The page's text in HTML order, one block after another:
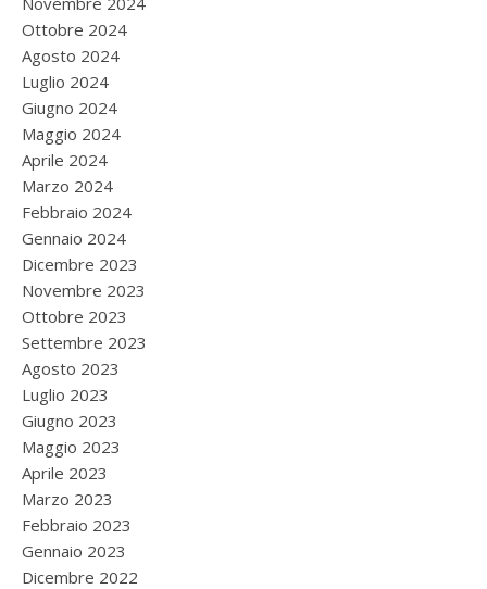
Ottobre 2024
Agosto 2024
Luglio 2024
Giugno 2024
Maggio 2024
Aprile 2024
Marzo 2024
Febbraio 2024
Gennaio 2024
Dicembre 2023
Novembre 2023
Ottobre 2023
Settembre 2023
Agosto 2023
Luglio 2023
Giugno 2023
Maggio 2023
Aprile 2023
Marzo 2023
Febbraio 2023
Gennaio 2023
Dicembre 2022